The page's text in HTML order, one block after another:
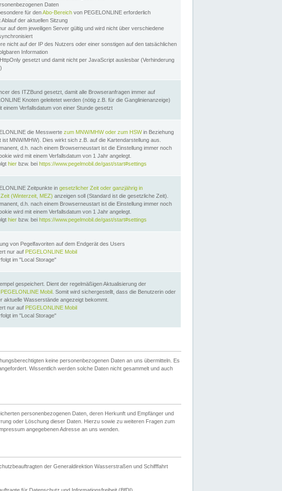
Daten
für denAbo-Bereich von PEGELONLINE erforderlich
der aktuellen Sitzung
auf dem jeweiligen Server gültig und wird nicht über verschiedene
nicht auf der IP des Nutzers oder einer sonstigen auf den tatsächlichen
Information
gesetzt und damit nicht per JavaScript auslesbar (Verhinderung
des ITZBund gesetzt, damit alle Browseranfragen immer auf
Knoten geleitetet werden (nötig z.B. für die Ganglinienanzeige)
einem Verfallsdatum von einer Stunde gesetzt
die Messwerte zum MNW/MHW oder zum HSWin Beziehung
ist MNW/MHW). Dies wirkt sich z.B. auf die Kartendarstellung aus.
d.h. nach einem Browserneustart ist die Einstellung immer noch
wird mit einem Verfallsdatum von 1 Jahr angelegt.
hier bzw. bei https://www.pegelmobil.de/gast/start#settings
Zeitpunkte in gesetzlicher Zeit oder ganzjährig in
(Winterzeit, MEZ) anzeigen soll (Standard ist die gesetzliche Zeit).
d.h. nach einem Browserneustart ist die Einstellung immer noch
wird mit einem Verfallsdatum von 1 Jahr angelegt.
hier bzw. bei https://www.pegelmobil.de/gast/start#settings
von Pegelfavoriten auf dem Endgerät des Users
nur auf PEGELONLINE Mobil
im "Local Storage"
gespeichert. Dient der regelmäßigen Aktualisierung der
PEGELONLINE Mobil . Somit wird sichergestellt, dass die Benutzerin oder
aktuelle Wasserstände angezeigt bekommt.
nur auf PEGELONLINE Mobil
im "Local Storage"
keine personenbezogenen Daten an uns übermitteln. Es
Wissentlich werden solche Daten nicht gesammelt und auch
personenbezogenen Daten, deren Herkunft und Empfänger und
oder Löschung dieser Daten. Hierzu sowie zu weiteren Fragen zum
angegebenen Adresse an uns wenden.
der Generaldirektion Wasserstraßen und Schifffahrt